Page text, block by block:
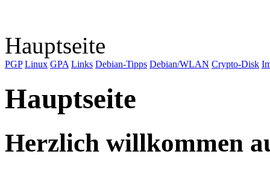
Hauptseite
PGP Linux GPA Links Debian-Tipps Debian/WLAN Crypto-Disk
Hauptseite
Herzlich willkommen